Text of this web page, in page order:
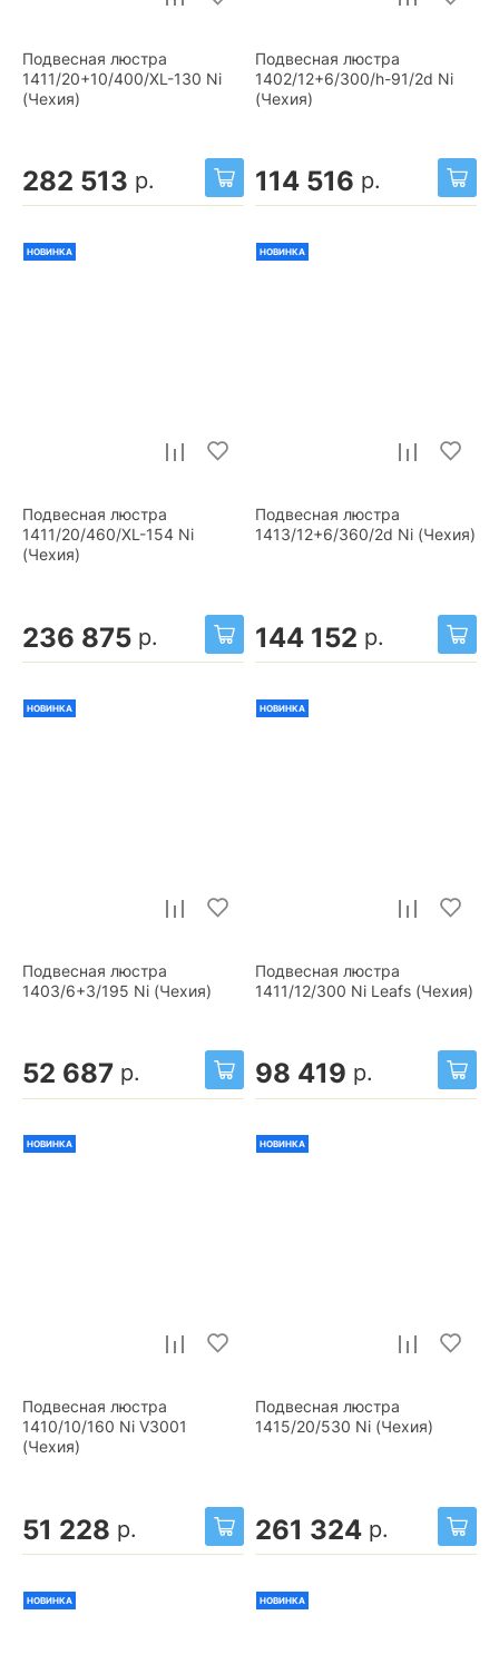
Подвесная люстра
1411/20+10/400/XL-130 Ni
(Чехия)
282 513 р.
Подвесная люстра
1402/12+6/300/h-91/2d Ni
(Чехия)
114 516 р.
НОВИНКА
Подвесная люстра
1411/20/460/XL-154 Ni
(Чехия)
236 875 р.
НОВИНКА
Подвесная люстра
1413/12+6/360/2d Ni (Чехия)
144 152 р.
НОВИНКА
Подвесная люстра
1403/6+3/195 Ni (Чехия)
52 687 р.
НОВИНКА
Подвесная люстра
1411/12/300 Ni Leafs (Чехия)
98 419 р.
НОВИНКА
Подвесная люстра
1410/10/160 Ni V3001
(Чехия)
51 228 р.
НОВИНКА
Подвесная люстра
1415/20/530 Ni (Чехия)
261 324 р.
НОВИНКА НОВИНКА